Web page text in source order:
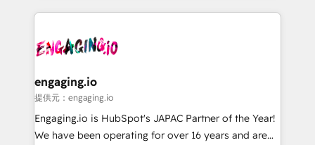
advanced optimization & adoption 📍 São Paulo, BR
• Des Moines, IA • New York, NY
dados e automatizar operações. O objetivo é
operacional de receita conectando equipes
Também somos distribuidores oficiais da HubSpot
e de mais de 150 softwares globais permitindo
contratar e pagar a HubSpot em reais com nota
fiscal no Brasil e gerar economia de até 50% na
engaging.io
提供元：engaging.io
Engaging.io is HubSpot's JAPAC Partner of the Year!
We have been operating for over 16 years and are